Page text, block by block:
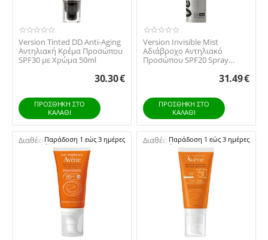
Version Tinted DD Anti-Aging
Αντηλιακή Κρέμα Προσώπου
SPF30 με Χρώμα 50ml
30.30€
ΠΡΟΣΘΉΚΗ ΣΤΟ
ΚΑΛΆΘΙ
Version Invisible Mist
Αδιάβροχο Αντηλιακό
Προσώπου SPF20 Spray
31.49€
ΠΡΟΣΘΉΚΗ ΣΤΟ
ΚΑΛΆΘΙ
Διαθέσιμο:Παράδοση 1 εώς 3 ημέρες Διαθέσιμο:Παράδοση 1 εώς 3 ημέρες